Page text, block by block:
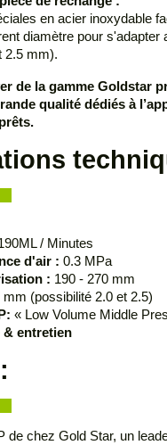
en acier inoxydable
diamètre pour s'adapter
2.5 mm).
de la gamme Goldstar
qualité dédiés à
/ Minutes
d'air : 0.3 MPa
: 190 - 270 mm
mm (possibilité 2.0 et 2.5)
« Low Volume Middle
& entretien
de chez Gold Star, un